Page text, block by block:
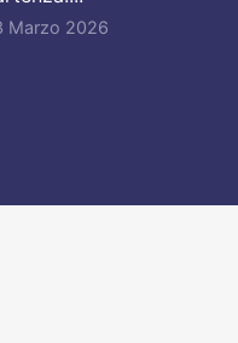
Marzo 2026